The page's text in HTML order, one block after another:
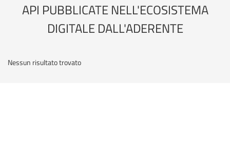
API PUBBLICATE NELL'ECOSISTEMA
DIGITALE DALL'ADERENTE
Nessun risultato trovato